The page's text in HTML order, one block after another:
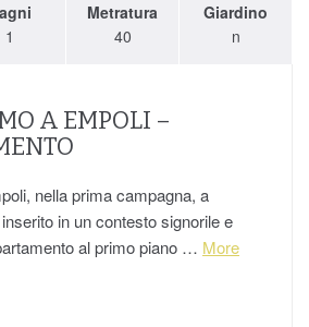
1
Metratura
40
Giardino
n
A EMPOLI –
nella prima campagna, a
in un contesto signorile e
al primo piano … More